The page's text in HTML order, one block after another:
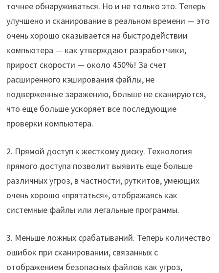
точнее обнаруживаться. Но и не только это. Теперь
улучшено и сканирование в реальном времени — это
очень хорошо сказывается на быстродействии
компьютера — как утверждают разработчики,
прирост скорости — около 450%! За счет
расширенного кэширования файлы, не
подверженные заражению, больше не сканируются,
что еще больше ускоряет все последующие
проверки компьютера.
2. Прямой доступ к жесткому диску. Технология
прямого доступа позволит выявить еще больше
различных угроз, в частности, руткитов, умеющих
очень хорошо «прятаться», отображаясь как
системные файлы или легальные программы.
3. Меньше ложных срабатываний. Теперь количество
ошибок при сканировании, связанных с
отображением безопасных файлов как угроз,